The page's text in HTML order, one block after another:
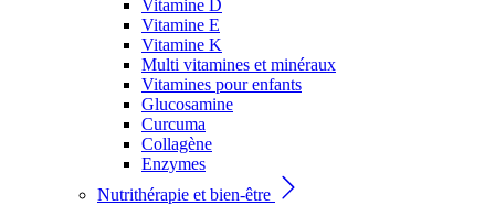
Vitamine D
Vitamine E
Vitamine K
Multi vitamines et minéraux
Vitamines pour enfants
Glucosamine
Curcuma
Collagène
Enzymes
Nutrithérapie et bien-être